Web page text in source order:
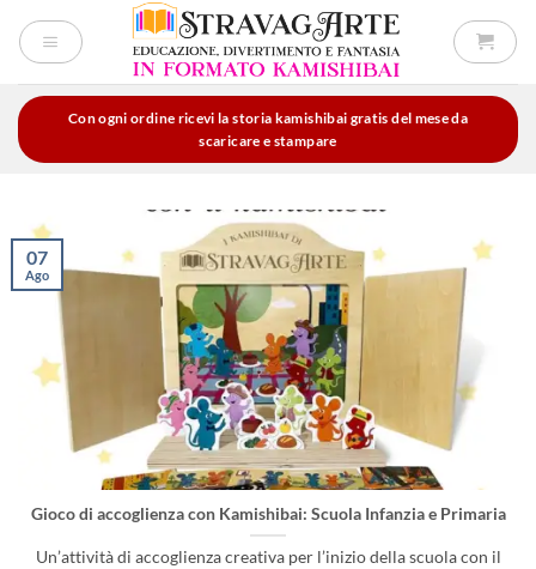
Con ogni ordine ricevi la storia kamishibai gratis del mese da
scaricare e stampare
Gioco di accoglienza con Kamishibai: Scuola Infanzia e Primaria
Un’attività di accoglienza creativa per l’inizio della scuola con il
07
Ago